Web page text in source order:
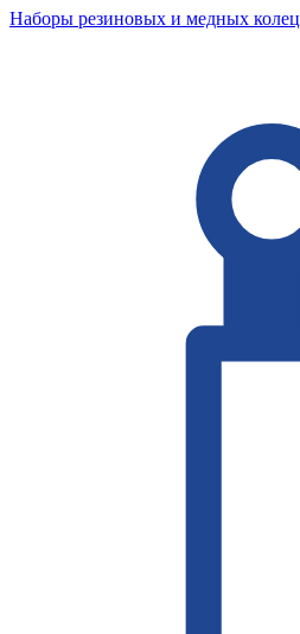
Наборы резиновых и медных колец